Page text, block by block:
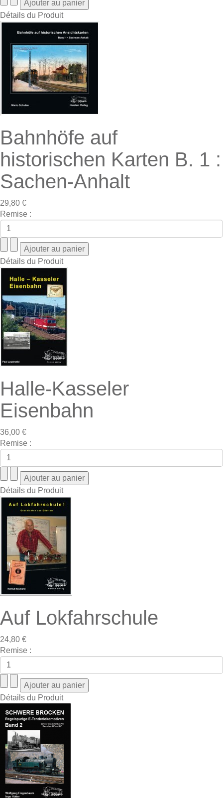
Détails du Produit
Bahnhöfe auf
historischen Karten B. 1 :
Sachen-Anhalt
29,80 €
Remise :
Détails du Produit
Halle-Kasseler
Eisenbahn
36,00 €
Remise :
Détails du Produit
Auf Lokfahrschule
24,80 €
Remise :
Détails du Produit